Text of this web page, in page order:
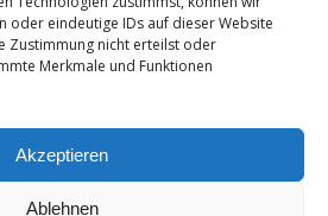
oder eindeutige IDs auf dieser Website
Zustimmung nicht erteilst oder
Merkmale und Funktionen
Akzeptieren
Ablehnen